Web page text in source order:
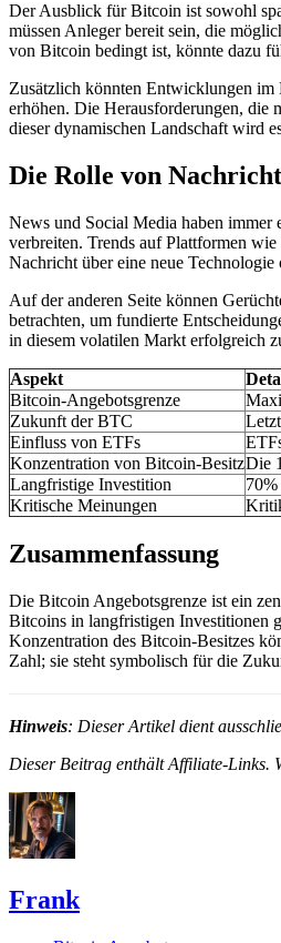
Der Ausblick für Bitcoin ist sowohl
müssen Anleger bereit sein, die
von Bitcoin bedingt ist, könnte dazu
Zusätzlich könnten Entwicklungen
erhöhen. Die Herausforderungen, die
dieser dynamischen Landschaft wird
Die Rolle von
News und Social Media haben
verbreiten. Trends auf Plattformen
Nachricht über eine neue
Auf der anderen Seite können
betrachten, um fundierte
in diesem volatilen Markt erfolgreich
Aspekt
Bitcoin-Angebotsgrenze
Zukunft der BTC
Einfluss von ETFs
Konzentration von Bitcoin-BesitzDie
Langfristige Investition
Kritische Meinungen
Zusammenfassung
Die Bitcoin Angebotsgrenze ist ein
Bitcoins in langfristigen Investitionen
Konzentration des Bitcoin-Besitzes
Zahl; sie steht symbolisch für die
Hinweis: Dieser Artikel dient
Dieser Beitrag enthält Affiliate-Links.
Frank